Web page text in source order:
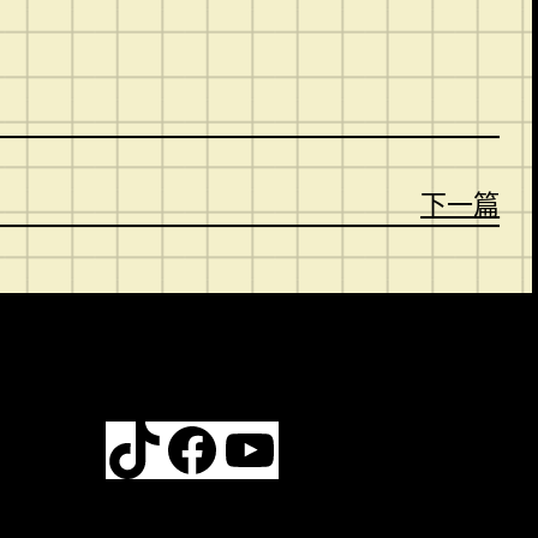
下一篇
TikTok Facebook YouTube